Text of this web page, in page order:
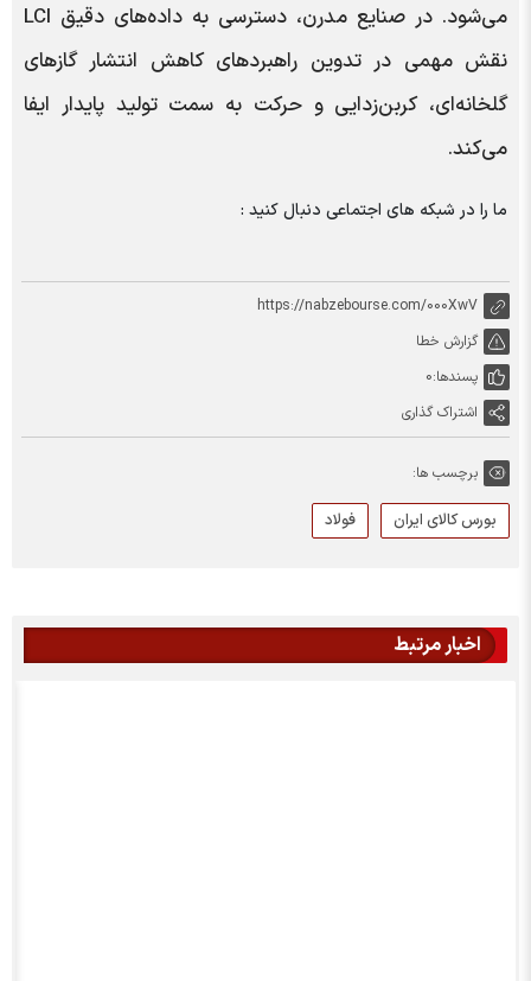
می‌شود. در صنایع مدرن، دسترسی به داده‌های دقیق LCI
نقش مهمی در تدوین راهبردهای کاهش انتشار گازهای
گلخانه‌ای، کربن‌زدایی و حرکت به سمت تولید پایدار ایفا
می‌کند.
ما را در شبکه های اجتماعی دنبال کنید :
https://nabzebourse.com/000XwV
گزارش خطا
پسندها:0
اشتراک گذاری
برچسب ها:
بورس کالای ایران فولاد
اخبار مرتبط